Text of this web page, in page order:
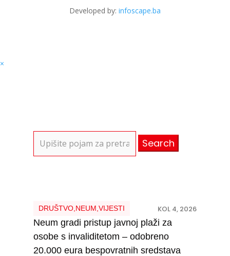
Developed by: infoscape.ba
×
for:
DRUŠTVO, NEUM VIJESTI KOL 4, 2026
Neum gradi pristup javnoj plaži za
osobe s invaliditetom – odobreno
20.000 eura bespovratnih sredstava